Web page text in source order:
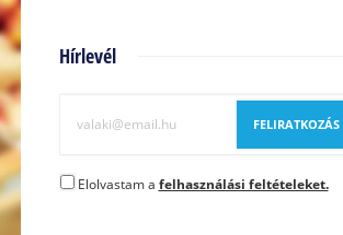
Hírlevél
Elolvastam a felhasználási feltételeket.